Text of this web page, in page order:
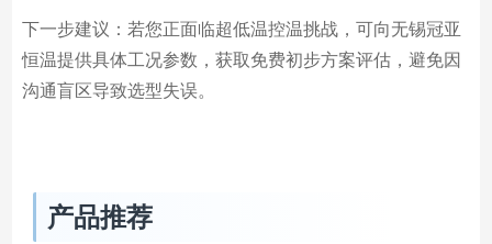
下一步建议：若您正面临超低温控温挑战，可向无锡冠亚
恒温提供具体工况参数，获取免费初步方案评估，避免因
沟通盲区导致选型失误。
产品推荐